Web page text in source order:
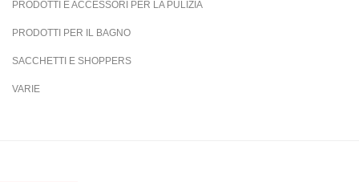
PRODOTTI E ACCESSORI PER LA PULIZIA
PRODOTTI PER IL BAGNO
SACCHETTI E SHOPPERS
VARIE